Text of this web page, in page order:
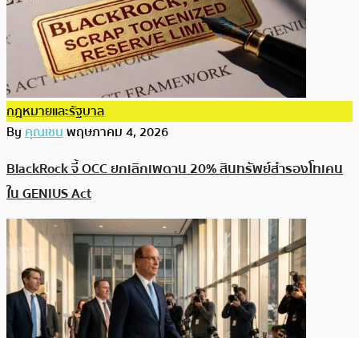
กฎหมายและรัฐบาล
Byคุณเชนพฤษภาคม 4, 2026
BlackRock จี้ OCC ยกเลิกเพดาน 20% สินทรัพย์สำรองโทเคน
ใน GENIUS Act